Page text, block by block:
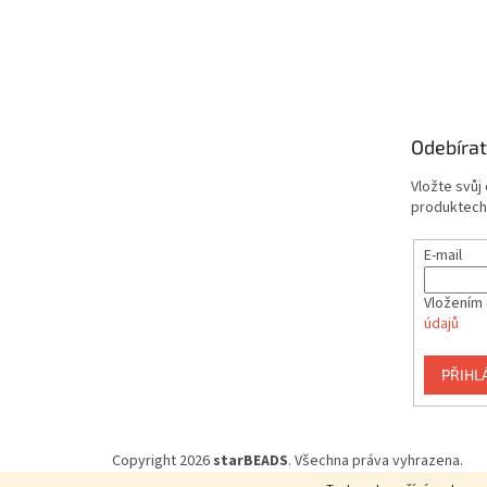
Vložte svůj
E-mail
údajů
Copyright 2026 starBEADS. Všechna práva vyhrazena.